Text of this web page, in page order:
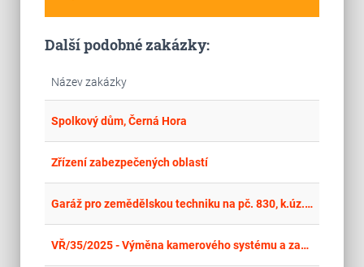
Další podobné zakázky:
Název zakázky
Spolkový dům, Černá Hora
Zřízení zabezpečených oblastí
Garáž pro zemědělskou techniku na pč. 830, k.úz. Střížovice u Pěnčína
VŘ/35/2025 - Výměna kamerového systému a zabezpečovacího systému, Pelléova 91/10, Praha 6